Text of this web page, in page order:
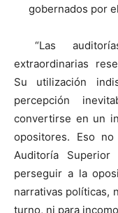
gobernados por
“Las
extraordinarias
Su utilización
percepción
convertirse en un
opositores. Eso
Auditoría
perseguir a la
narrativas políticas,
turno, ni para